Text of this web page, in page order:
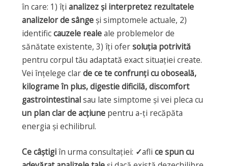
în care: 1) îțianalizez și interpretez rezultatele
analizelor de sângeși simptomele actuale, 2)
identificcauzele realeale problemelor de
sănătate existente, 3) îți ofersoluția potrivită
pentru corpul tău adaptată exact situației create.
Vei înțelege clarde ce te confrunți cu oboseală,
kilograme în plus, digestie dificilă, discomfort
gastrointestinalsau late simptome și vei pleca cu
un plan clar de acțiune pentru a-ți recăpăta
energia și echilibrul.
Ce câștigiîn urma consultației: ✓aflice spun cu